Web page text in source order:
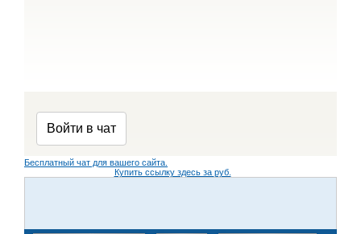
Бесплатный чат для вашего сайта.
Купить ссылку здесь за руб.